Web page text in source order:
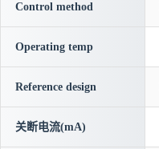
Control method
Operating temp
Reference design
关断电流(mA)